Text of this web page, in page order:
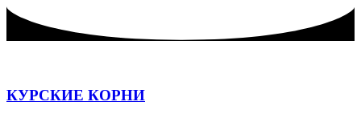
Перейти
содержимому
КУРСКИЕ КОРНИ